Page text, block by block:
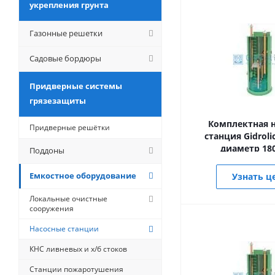
Комплектная
станция
диаметр
Узнать
укрепления грунта
Газонные решетки
Садовые бордюры
Придверные системы
грязезащиты
Придверные решётки
Поддоны
Емкостное оборудование
Локальные очистные
сооружения
Насосные станции
КНС ливневых и х/б стоков
Станции пожаротушения